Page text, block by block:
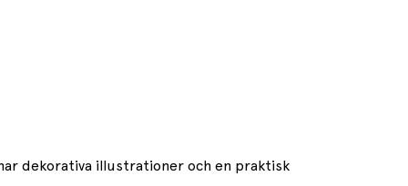
dekorativa illustrationer och en praktisk